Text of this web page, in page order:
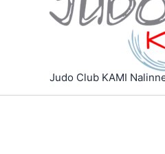
Judo Club KAMI